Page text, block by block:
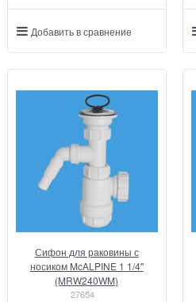
Добавить в сравнение
Сифон для раковины с
носиком McALPINE 1 1/4"
(MRW240WM)
27654